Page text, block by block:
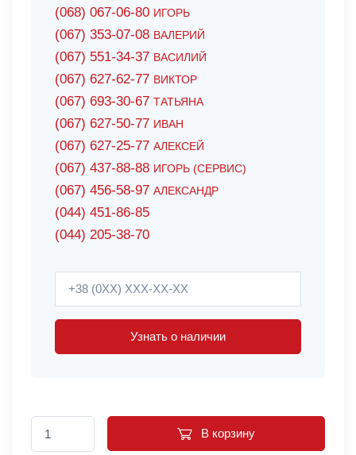
(068) 067-06-80 ИГОРЬ
(067) 353-07-08 ВАЛЕРИЙ
(067) 551-34-37 ВАСИЛИЙ
(067) 627-62-77 ВИКТОР
(067) 693-30-67 ТАТЬЯНА
(067) 627-50-77 ИВАН
(067) 627-25-77 АЛЕКСЕЙ
(067) 437-88-88 ИГОРЬ (СЕРВИС)
(067) 456-58-97 АЛЕКСАНДР
(044) 451-86-85
(044) 205-38-70
Узнать о наличии
В корзину